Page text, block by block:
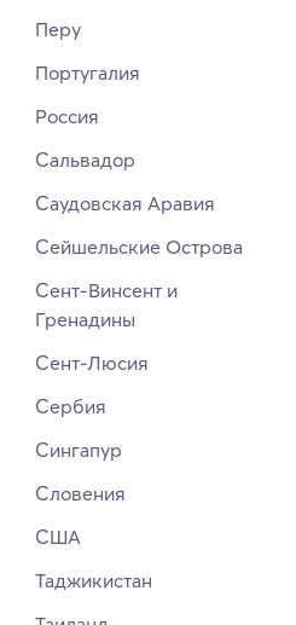
Перу
Португалия
Россия
Сальвадор
Саудовская Аравия
Сейшельские Острова
Сент-Винсент и
Гренадины
Сент-Люсия
Сербия
Сингапур
Словения
США
Таджикистан